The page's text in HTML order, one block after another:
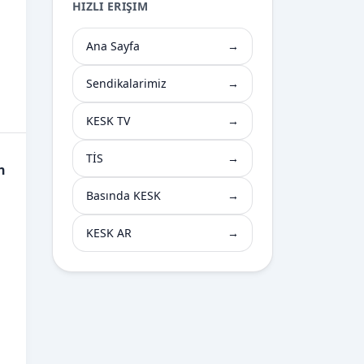
HIZLI ERIŞIM
Ana Sayfa →
Sendikalarimiz →
KESK TV →
TİS →
Basında KESK →
KESK AR →